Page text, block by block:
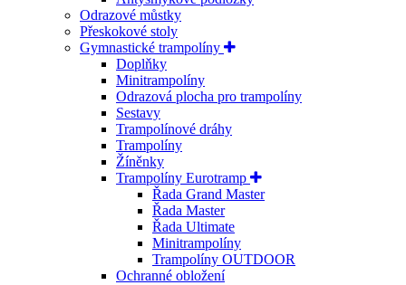
Odrazové můstky
Přeskokové stoly
Gymnastické trampolíny
Doplňky
Minitrampolíny
Odrazová plocha pro trampolíny
Sestavy
Trampolínové dráhy
Trampolíny
Žíněnky
Trampolíny Eurotramp
Řada Grand Master
Řada Master
Řada Ultimate
Minitrampolíny
Trampolíny OUTDOOR
Ochranné obložení